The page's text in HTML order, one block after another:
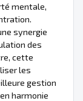
mentale,
synergie
des
cette
les
gestion
harmonie